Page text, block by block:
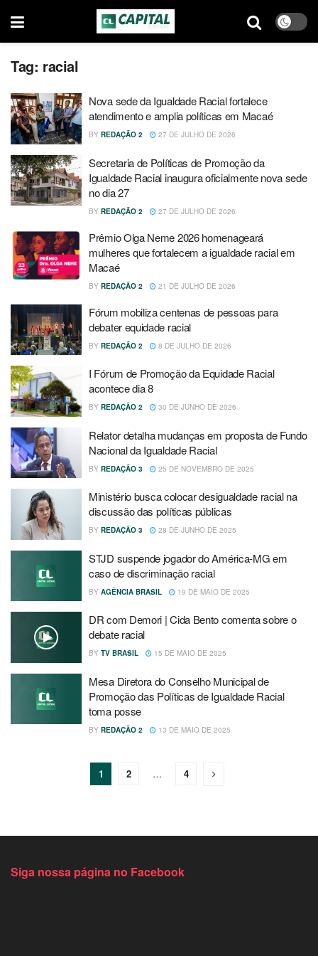
Tag: racial
Nova sede da Igualdade Racial fortalece
atendimento e amplia políticas em Macaé
BY REDAÇÃO 2 27 DE JULHO DE 2026
Secretaria de Políticas de Promoção da
Igualdade Racial inaugura oficialmente nova sede
no dia 27
BY REDAÇÃO 2 27 DE JULHO DE 2026
Prêmio Olga Neme 2026 homenageará
mulheres que fortalecem a igualdade racial em
Macaé
BY REDAÇÃO 2 21 DE JULHO DE 2026
Fórum mobiliza centenas de pessoas para
debater equidade racial
BY REDAÇÃO 2 8 DE JULHO DE 2026
I Fórum de Promoção da Equidade Racial
acontece dia 8
BY REDAÇÃO 2 30 DE JUNHO DE 2026
Relator detalha mudanças em proposta de Fundo
Nacional da Igualdade Racial
BY REDAÇÃO 3 25 DE NOVEMBRO DE 2025
Ministério busca colocar desigualdade racial na
discussão das políticas públicas
BY REDAÇÃO 3 28 DE JUNHO DE 2025
STJD suspende jogador do América-MG em
caso de discriminação racial
BY AGÊNCIA BRASIL 19 DE MAIO DE 2025
DR com Demori | Cida Bento comenta sobre o
debate racial
BY TV BRASIL 15 DE MAIO DE 2025
Mesa Diretora do Conselho Municipal de
Promoção das Políticas de Igualdade Racial
toma posse
BY REDAÇÃO 2 13 DE MAIO DE 2025
1 2 … 4
Siga nossa página no Facebook